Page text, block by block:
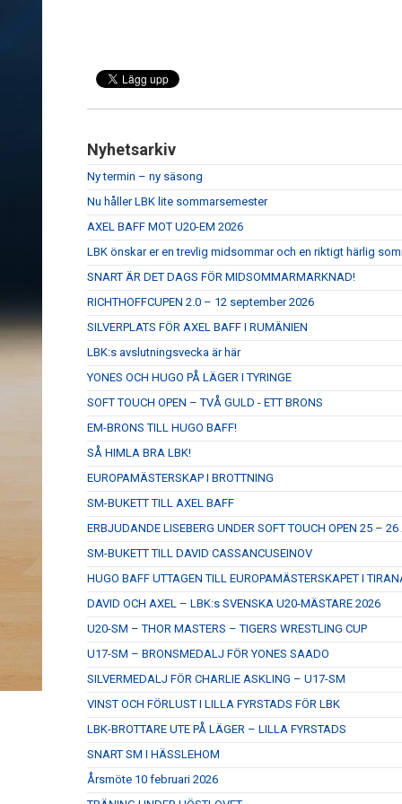
Nyhetsarkiv
Ny termin – ny säsong
Nu håller LBK lite sommarsemester
AXEL BAFF MOT U20-EM 2026
LBK önskar er en trevlig midsommar och en riktigt härlig
SNART ÄR DET DAGS FÖR MIDSOMMARMARKNAD!
RICHTHOFFCUPEN 2.0 – 12 september 2026
SILVERPLATS FÖR AXEL BAFF I RUMÄNIEN
LBK:s avslutningsvecka är här
YONES OCH HUGO PÅ LÄGER I TYRINGE
SOFT TOUCH OPEN – TVÅ GULD - ETT BRONS
EM-BRONS TILL HUGO BAFF!
SÅ HIMLA BRA LBK!
EUROPAMÄSTERSKAP I BROTTNING
SM-BUKETT TILL AXEL BAFF
ERBJUDANDE LISEBERG UNDER SOFT TOUCH OPEN 25 – 26
SM-BUKETT TILL DAVID CASSANCUSEINOV
HUGO BAFF UTTAGEN TILL EUROPAMÄSTERSKAPET I
DAVID OCH AXEL – LBK:s SVENSKA U20-MÄSTARE 2026
U20-SM – THOR MASTERS – TIGERS WRESTLING CUP
U17-SM – BRONSMEDALJ FÖR YONES SAADO
SILVERMEDALJ FÖR CHARLIE ASKLING – U17-SM
VINST OCH FÖRLUST I LILLA FYRSTADS FÖR LBK
LBK-BROTTARE UTE PÅ LÄGER – LILLA FYRSTADS
SNART SM I HÄSSLEHOM
Årsmöte 10 februari 2026